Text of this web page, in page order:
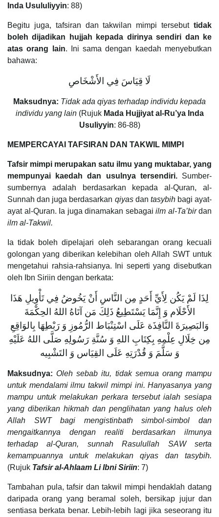
Inda Usululiyyin: 88)
Begitu juga, tafsiran dan takwilan mimpi tersebuttidak
boleh dijadikan hujjah kepada dirinya sendiri dan ke
atas orang lain. Ini sama dengan kaedah menyebutkan
bahawa:
لَا قِيَاسَ فِي الأَشْخَاصِ
Maksudnya: Tidak ada qiyas terhadap individu kepada
individu yang lain (Rujuk Mada Hujjiyat al-Ru’ya Inda
Usuliyyin: 86-88)
MEMPERCAYAI TAFSIRAN DAN TAKWIL MIMPI
Tafsir mimpi merupakan satu ilmu yang muktabar, yang
mempunyai kaedah dan usulnya tersendiri.Sumber-
sumbernya adalah berdasarkan kepada al-Quran, al-
Sunnah dan juga berdasarkan qiyasdan tasybihbagi ayat-
ayat al-Quran. Ia juga dinamakan sebagai ilm al-Ta’birdan
ilm al-Takwil.
Ia tidak boleh dipelajari oleh sebarangan orang kecuali
golongan yang diberikan kelebihan oleh Allah SWT untuk
mengetahui rahsia-rahsianya. Ini seperti yang disebutkan
oleh Ibn Siriin dengan berkata:
لِذَا لَمْ يَكُن لِأَيِّ أَحَدٍ مِن النَّاسِ أَنْ يَخُوضُ فِي تَأْوِيلِ هَذَا
الأَحْلَام وَ إِنَّمَا يَسْتَطِيعُ ذَلِكَ مَن آتَاهُ اللهُ الحِكْمَةَ
وَالبَصِيرَةَ النَّافِذَة عَلَى اسْتِنْبَاط الرُّمُوزِ وَ رَبْطِهَا بِالوَاقِعِ
مِن خِلَالِ عِلْمِهِ بِكِتَابِ اللهِ وَ سُنَّةِ رَسُولِهِ صَلَّى اللهُ عَلَيْهِ
وَ سَلَّمَ وَ قُدْرَتِهِ عَلَى القِيَاس وَ التَشْبِيه
Maksudnya: Oleh sebab itu, tidak semua orang mampu
untuk mendalami ilmu takwil mimpi ini. Hanyasanya yang
mampu untuk melakukan perkara tersebut ialah sesiapa
yang diberikan hikmah dan penglihatan yang halus oleh
Allah SWT bagi mengistinbath simbol-simbol dan
mengaitkannya dengan realiti berdasarkan ilmunya
terhadap al-Quran, sunnah Rasulullah SAW serta
kemampuannya untuk melakukan qiyas dan tasybih.
(Rujuk Tafsir al-Ahlaam Li Ibni Siriin: 7)
Tambahan pula, tafsir dan takwil mimpi hendaklah datang
daripada orang yang beramal soleh, bersikap jujur dan
sentiasa berkata benar. Lebih-lebih lagi jika seseorang itu